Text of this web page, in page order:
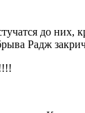
до них,
Радж